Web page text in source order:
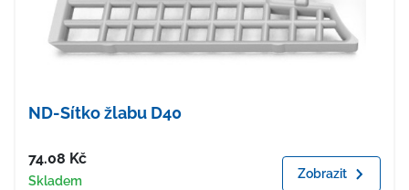
ND-Sítko žlabu D40
Cena
74.08 Kč
Dostupnost
Skladem Zobrazit